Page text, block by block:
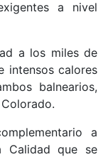
a nivel
a los miles de
intensos calores
balnearios,
a
Calidad que se